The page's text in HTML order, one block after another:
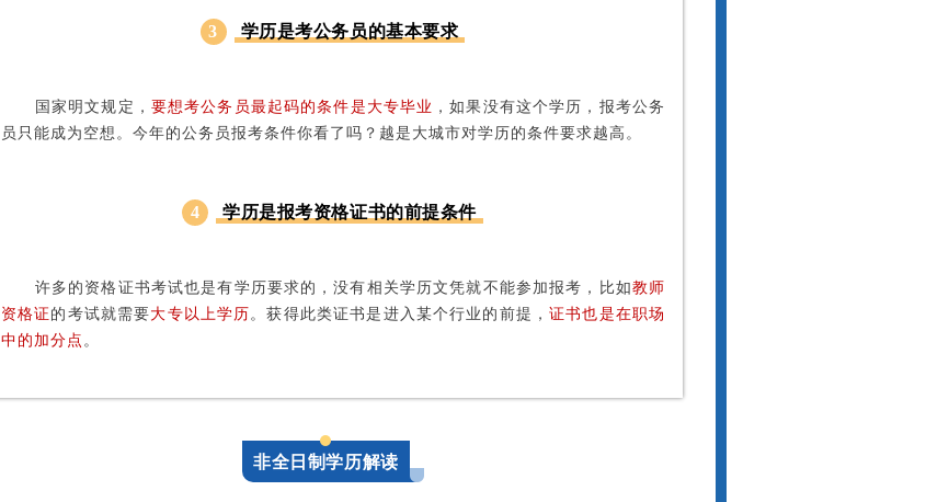
3 学历是考公务员的基本要求
国家明文规定， 要想考公务员最起码的条件是大专毕业 ，如果没有这个学历，报考公务
员只能成为空想。今年的公务员报考条件你看了吗？越是大城市对学历的条件要求越高。
4 学历是报考资格证书的前提条件
许多的资格证书考试也是有学历要求的，没有相关学历文凭就不能参加报考，比如教师
资格证 的考试就需要大专以上学历 。获得此类证书是进入某个行业的前提，证书也是在职场
中的加分点 。
非全日制学历解读